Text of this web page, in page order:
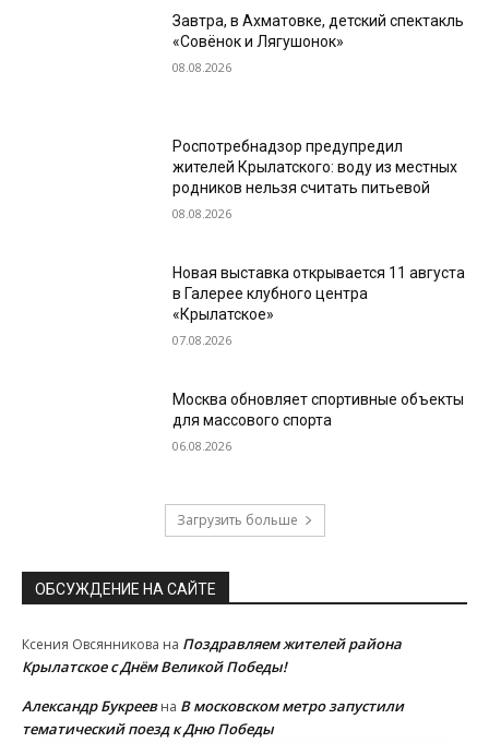
Завтра, в Ахматовке, детский спектакль
«Совёнок и Лягушонок»
08.08.2026
Роспотребнадзор предупредил
жителей Крылатского: воду из местных
родников нельзя считать питьевой
08.08.2026
Новая выставка открывается 11 августа
в Галерее клубного центра
«Крылатское»
07.08.2026
Москва обновляет спортивные объекты
для массового спорта
06.08.2026
Загрузить больше
ОБСУЖДЕНИЕ НА САЙТЕ
Ксения Овсянникова на Поздравляем жителей района
Крылатское с Днём Великой Победы!
Александр Букреевна В московском метро запустили
тематический поезд к Дню Победы